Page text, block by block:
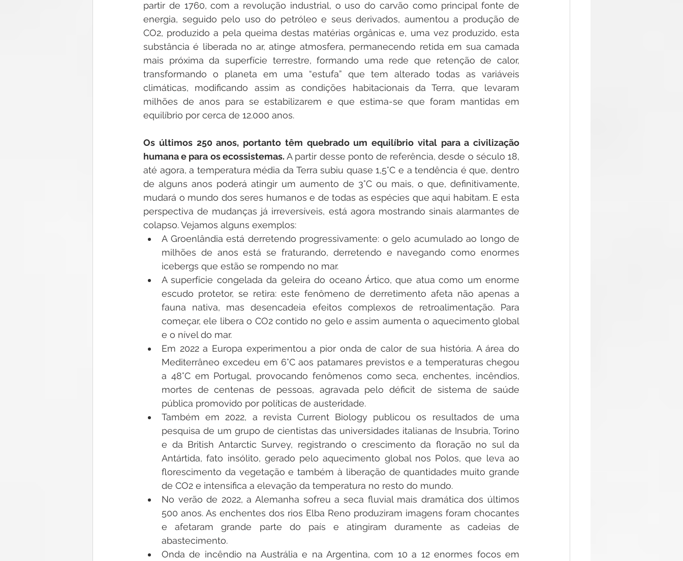
partir de 1760, com a revolução industrial, o uso do carvão como principal fonte de
energia, seguido pelo uso do petróleo e seus derivados, aumentou a produção de
CO2, produzido a pela queima destas matérias orgânicas e, uma vez produzido, esta
substância é liberada no ar, atinge atmosfera, permanecendo retida em sua camada
mais próxima da superfície terrestre, formando uma rede que retenção de calor,
transformando o planeta em uma “estufa” que tem alterado todas as variáveis
climáticas, modificando assim as condições habitacionais da Terra, que levaram
milhões de anos para se estabilizarem e que estima-se que foram mantidas em
equilíbrio por cerca de 12.000 anos.
Os últimos 250 anos, portanto têm quebrado um equilíbrio vital para a civilização
humana e para os ecossistemas. A partir desse ponto de referência, desde o século 18,
até agora, a temperatura média da Terra subiu quase 1,5°C e a tendência é que, dentro
de alguns anos poderá atingir um aumento de 3°C ou mais, o que, definitivamente,
mudará o mundo dos seres humanos e de todas as espécies que aqui habitam. E esta
perspectiva de mudanças já irreversíveis, está agora mostrando sinais alarmantes de
colapso. Vejamos alguns exemplos:
A Groenlândia está derretendo progressivamente: o gelo acumulado ao longo de
milhões de anos está se fraturando, derretendo e navegando como enormes
icebergs que estão se rompendo no mar.
A superfície congelada da geleira do oceano Ártico, que atua como um enorme
escudo protetor, se retira: este fenômeno de derretimento afeta não apenas a
fauna nativa, mas desencadeia efeitos complexos de retroalimentação. Para
começar, ele libera o CO2 contido no gelo e assim aumenta o aquecimento global
e o nível do mar.
Em 2022 a Europa experimentou a pior onda de calor de sua história. A área do
Mediterrâneo excedeu em 6°C aos patamares previstos e a temperaturas chegou
a 48°C em Portugal, provocando fenômenos como seca, enchentes, incêndios,
mortes de centenas de pessoas, agravada pelo déficit de sistema de saúde
pública promovido por políticas de austeridade.
Também em 2022, a revista Current Biology publicou os resultados de uma
pesquisa de um grupo de cientistas das universidades italianas de Insubria, Torino
e da British Antarctic Survey, registrando o crescimento da floração no sul da
Antártida, fato insólito, gerado pelo aquecimento global nos Polos, que leva ao
florescimento da vegetação e também à liberação de quantidades muito grande
de CO2 e intensifica a elevação da temperatura no resto do mundo.
No verão de 2022, a Alemanha sofreu a seca fluvial mais dramática dos últimos
500 anos. As enchentes dos rios Elba Reno produziram imagens foram chocantes
e afetaram grande parte do país e atingiram duramente as cadeias de
abastecimento.
Onda de incêndio na Austrália e na Argentina, com 10 a 12 enormes focos em